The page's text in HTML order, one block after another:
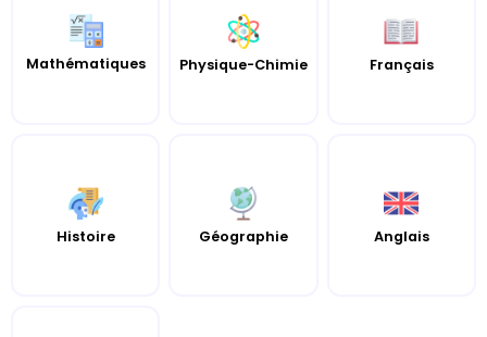
Mathématiques Physique-Chimie Français
Histoire Géographie Anglais